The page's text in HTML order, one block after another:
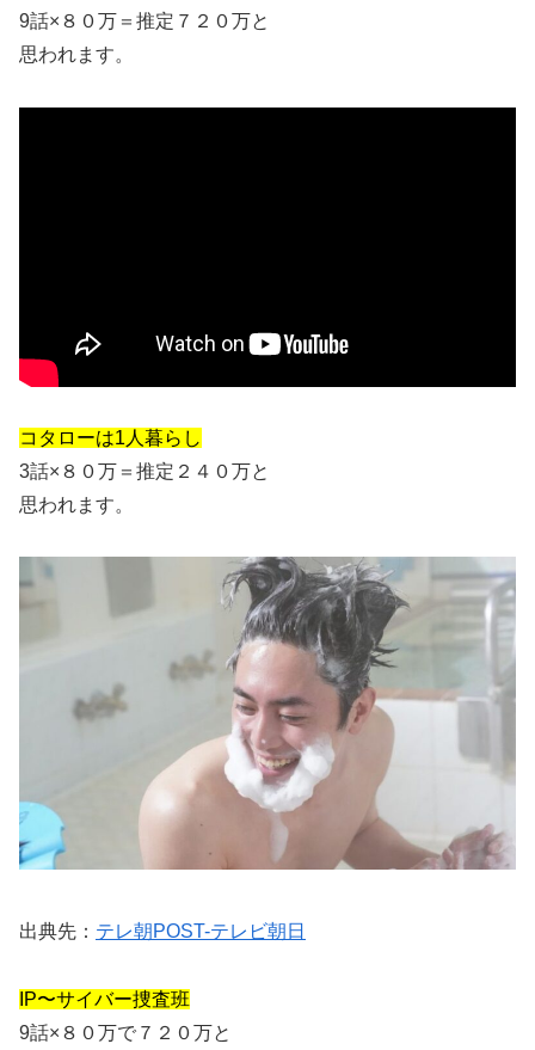
9話×８０万＝推定７２０万と
思われます。
コタローは1人暮らし
3話×８０万＝推定２４０万と
思われます。
出典先： テレ朝POST-テレビ朝日
IP〜サイバー捜査班
9話×８０万で７２０万と